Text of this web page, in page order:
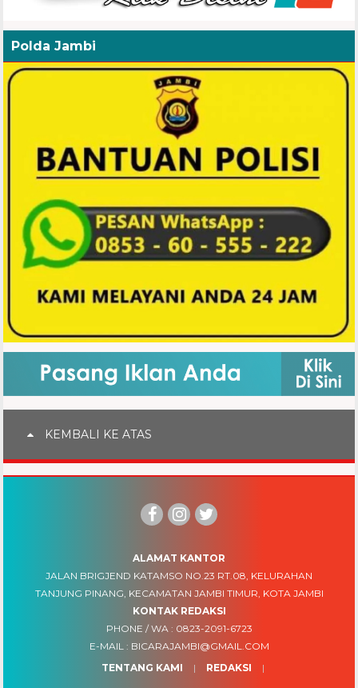
Polda Jambi
KEMBALI KE ATAS
ALAMAT KANTOR
JALAN BRIGJEND KATAMSO NO.23 RT.08, KELURAHAN
TANJUNG PINANG, KECAMATAN JAMBI TIMUR, KOTA JAMBI
KONTAK REDAKSI
PHONE / WA : 0823-2091-6723
E-MAIL : BICARAJAMBI@GMAIL.COM
TENTANG KAMI
REDAKSI